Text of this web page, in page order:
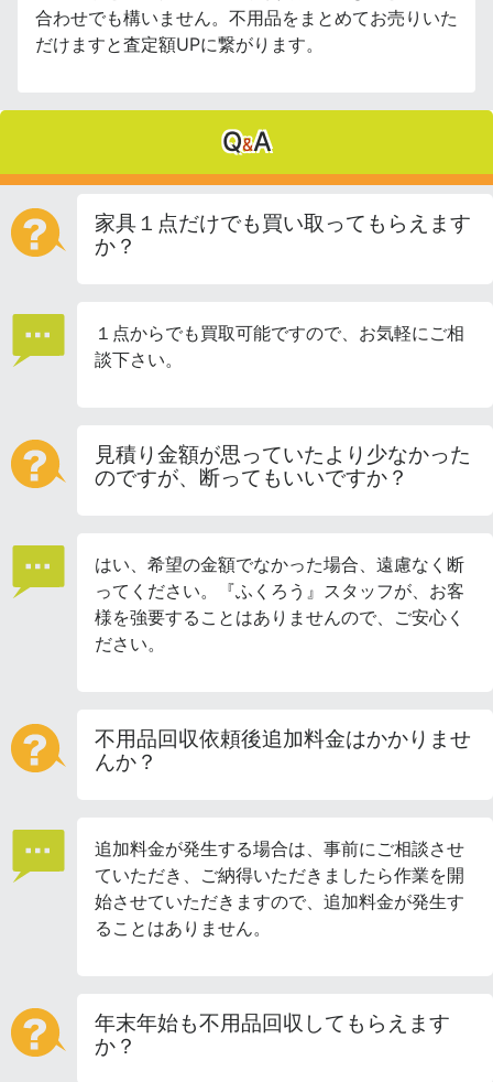
合わせでも構いません。不用品をまとめてお売りいた
だけますと査定額UPに繋がります。
Q&A
家具１点だけでも買い取ってもらえます
か？
１点からでも買取可能ですので、お気軽にご相
談下さい。
見積り金額が思っていたより少なかった
のですが、断ってもいいですか？
はい、希望の金額でなかった場合、遠慮なく断
ってください。『ふくろう』スタッフが、お客
様を強要することはありませんので、ご安心く
ださい。
不用品回収依頼後追加料金はかかりませ
んか？
追加料金が発生する場合は、事前にご相談させ
ていただき、ご納得いただきましたら作業を開
始させていただきますので、追加料金が発生す
ることはありません。
年末年始も不用品回収してもらえます
か？